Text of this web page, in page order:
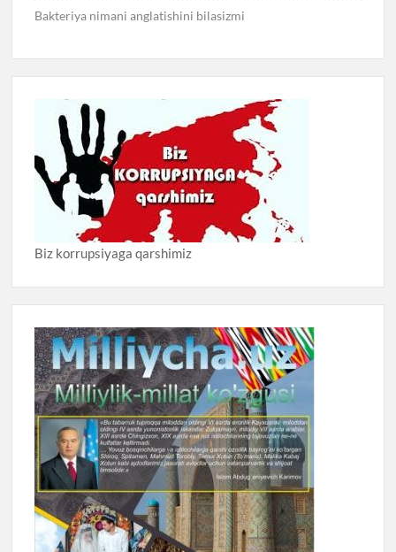
Bakteriya nimani anglatishini bilasizmi
Biz korrupsiyaga qarshimiz